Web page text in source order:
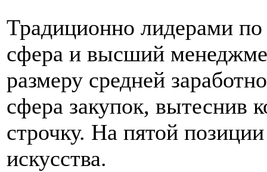
Традиционно лидерами
сфера и высший
размеру средней
сфера закупок, вытеснив
строчку. На пятой
искусства.